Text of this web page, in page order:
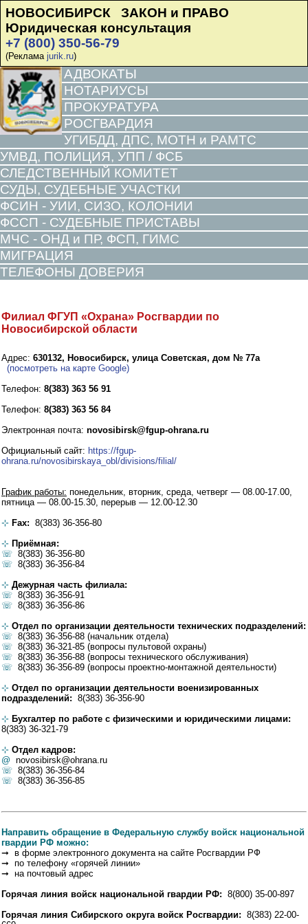
НОВОСИБИРСК ЗАКОН и ПРАВО
Юридическая консультация
+7 (800) 350-56-79
(Реклама jurik.ru)
АДВОКАТЫ
НОТАРИУСЫ
ПРОКУРАТУРА
РОСГВАРДИЯ
УГИБДД, ДПС, МОТН и РАМТС
УМВД, ПОЛИЦИЯ, УПП / ФСБ
СЛЕДСТВЕННЫЙ КОМИТЕТ
СУДЫ, СУДЕБНЫЕ УЧАСТКИ
ФСИН - УИИ, СИЗО, КОЛОНИИ
ФССП - СУДЕБНЫЕ ПРИСТАВЫ
МЧС - ОНД и ПР, ФСП, ГИМС
МИГРАЦИЯ
ТЕЛЕФОНЫ ДОВЕРИЯ
Филиал ФГУП «Охрана» Росгвардии по
Новосибирской области
Адрес: 630132, Новосибирск, улица Советская, дом № 77а
(посмотреть на карте Google)
Телефон: 8(383) 363 56 91
Телефон: 8(383) 363 56 84
Электронная почта: novosibirsk@fgup-ohrana.ru
Официальный сайт: https://fgup-
ohrana.ru/novosibirskaya_obl/divisions/filial/
График работы: понедельник, вторник, среда, четверг — 08.00-17.00,
пятница — 08.00-15.30, перерыв — 12.00-12.30
⊹ Fax: 8(383) 36-356-80
⊹ Приёмная:
☏ 8(383) 36-356-80
☏ 8(383) 36-356-84
⊹ Дежурная часть филиала:
☏ 8(383) 36-356-91
☏ 8(383) 36-356-86
⊹ Отдел по организации деятельности технических подразделений:
☏ 8(383) 36-356-88 (начальник отдела)
☏ 8(383) 36-321-85 (вопросы пультовой охраны)
☏ 8(383) 36-356-88 (вопросы технического обслуживания)
☏ 8(383) 36-356-89 (вопросы проектно-монтажной деятельности)
⊹ Отдел по организации деятельности военизированных
подразделений: 8(383) 36-356-90
⊹ Бухгалтер по работе с физическими и юридическими лицами:
8(383) 36-321-79
⊹ Отдел кадров:
@ novosibirsk@ohrana.ru
☏ 8(383) 36-356-84
☏ 8(383) 36-356-85
Направить обращение в Федеральную службу войск национальной
гвардии РФ можно:
➞ в форме электронного документа на сайте Росгвардии РФ
➞ по телефону «горячей линии»
➞ на почтовый адрес
Горячая линия войск национальной гвардии РФ: 8(800) 35-00-897
Горячая линия Сибирского округа войск Росгвардии: 8(383) 22-00-